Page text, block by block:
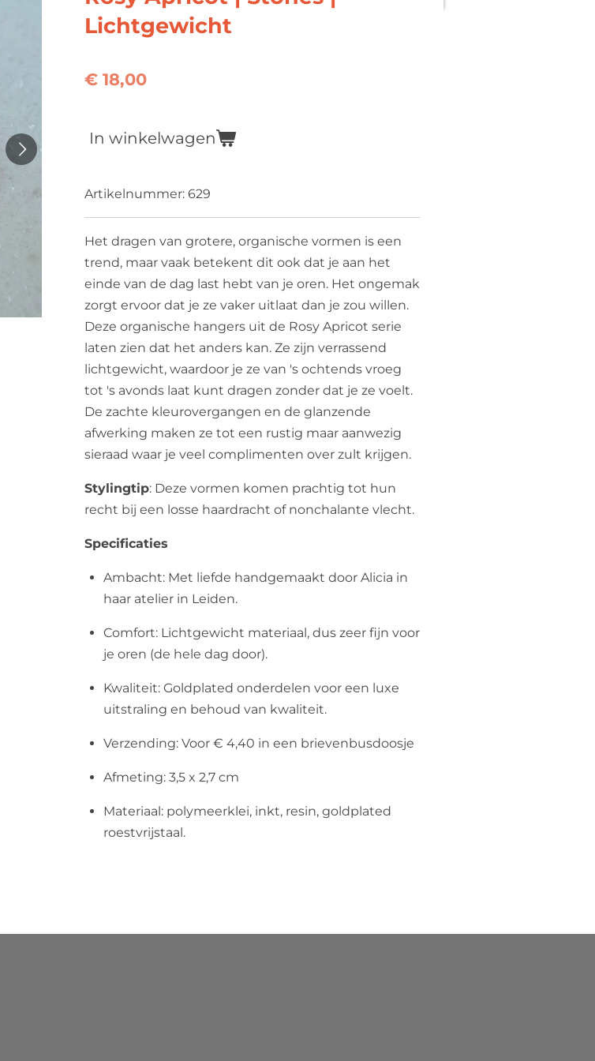
Lichtgewicht
€ 18,00
In winkelwagen
Artikelnummer: 629
Het dragen van grotere, organische vormen is een
trend, maar vaak betekent dit ook dat je aan het
einde van de dag last hebt van je oren. Het ongemak
zorgt ervoor dat je ze vaker uitlaat dan je zou willen.
Deze organische hangers uit de Rosy Apricot serie
laten zien dat het anders kan. Ze zijn verrassend
lichtgewicht, waardoor je ze van 's ochtends vroeg
tot 's avonds laat kunt dragen zonder dat je ze voelt.
De zachte kleurovergangen en de glanzende
afwerking maken ze tot een rustig maar aanwezig
sieraad waar je veel complimenten over zult krijgen.
Stylingtip: Deze vormen komen prachtig tot hun
recht bij een losse haardracht of nonchalante vlecht.
Specificaties
Ambacht: Met liefde handgemaakt door Alicia in
haar atelier in Leiden.
Comfort: Lichtgewicht materiaal, dus zeer fijn voor
je oren (de hele dag door).
Kwaliteit: Goldplated onderdelen voor een luxe
uitstraling en behoud van kwaliteit.
Verzending: Voor € 4,40 in een brievenbusdoosje
Afmeting: 3,5 x 2,7 cm
Materiaal: polymeerklei, inkt, resin, goldplated
roestvrijstaal.